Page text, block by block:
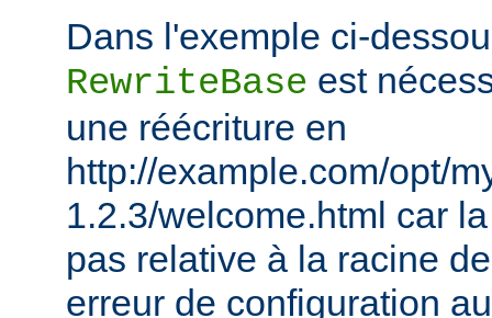
Dans l'exemple ci-
RewriteBase est
une réécriture en
http://example.com/opt/
1.2.3/welcome.html car
pas relative à la racine
erreur de configuration